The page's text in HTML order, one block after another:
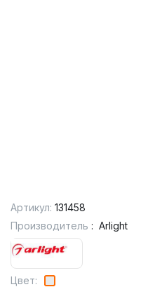
Артикул: 131458
Производитель : Arlight
Цвет: